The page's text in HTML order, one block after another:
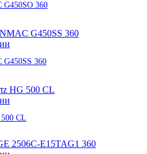
G450SO 360
G450SS 360
CL